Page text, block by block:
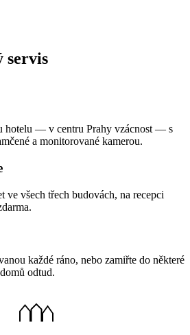
servis
hotelu — v centru Prahy vzácnost — s
a monitorované kamerou.
ve všech třech budovách, na recepci
každé ráno, nebo zamiřte do některé
odtud.